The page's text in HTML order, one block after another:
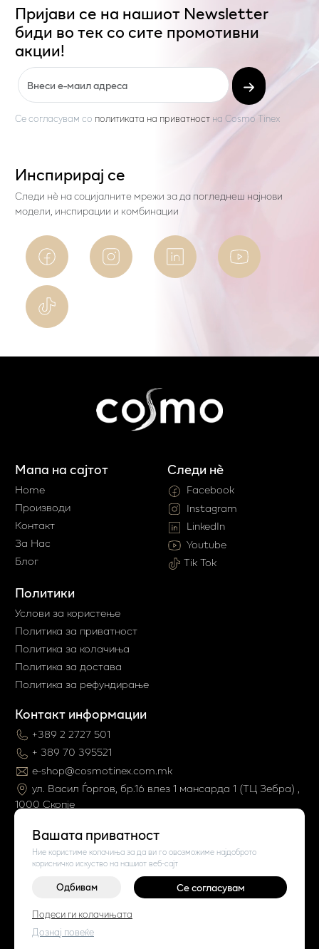
Вашата приватност
Ние користиме колачиња за да ви го овозможиме најдоброто
корисничко искуство на нашиот веб-сајт
Одбивам Се согласувам
Подеси ги колачињата
Дознај повеќе
Пријави се на нашиот Newsletter
биди во тек со сите промотивни
акции!
Се согласувам со политиката на приватност на Cosmo Tinex
Инспирирај се
Следи нѐ на социјалните мрежи за да погледнеш најнови
модели, инспирации и комбинации
Мапа на сајтот
Home
Производи
Контакт
За Нас
Блог
Политики
Услови за користење
Политика за приватност
Политика за колачиња
Политика за достава
Политика за рефундирање
Контакт информации
+389 2 2727 501
+ 389 70 395521
e-shop@cosmotinex.com.mk
ул. Васил Ѓоргов, бр.16 влез 1 мaнсарда 1 (ТЦ Зебра) ,
1000 Скопје
Следи нè
Facebook
Instagram
LinkedIn
Youtube
Tik Tok
©2026Vendor x
Поставки за колачиња